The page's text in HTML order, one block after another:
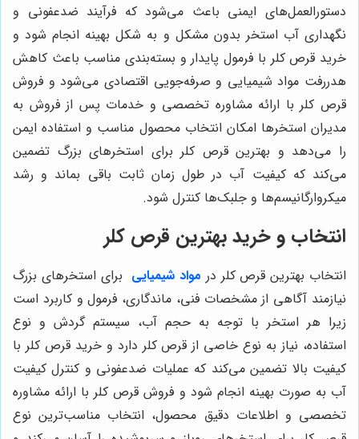
دستورالعمل‌های ایمنی باعث می‌شود که فرآیند ضدعفونی و
نگهداری آب استخر بدون مشکل و به شکل بهینه انجام شود و
خرید قرص کلر با فرمول پایدار و بسته‌بندی مناسب باعث کاهش
هدررفت مواد شیمیایی و صرفه‌جویی اقتصادی می‌شود و فروش
قرص کلر با ارائه مشاوره تخصصی و خدمات پس از فروش به
مدیران استخرها امکان انتخاب محصول مناسب و استفاده ایمن
را می‌دهد و بهترین قرص کلر برای استخرهای بزرگ تضمین
می‌کند که کیفیت آب در طول زمان ثابت باقی بماند و رشد
میکروارگانیسم‌ها و جلبک‌ها کنترل شود.
انتخاب و خرید بهترین قرص کلر
انتخاب بهترین قرص کلر در مواد شیمیایی برای استخرهای بزرگ
نیازمند آگاهی از مشخصات فنی، ماندگاری، فرمول و کاربرد است
زیرا هر استخر با توجه به حجم آب، سیستم گردش و نوع
استفاده، نیاز به نوع خاصی از قرص کلر دارد و خرید قرص کلر با
کیفیت بالا تضمین می‌کند که عملیات ضدعفونی و کنترل کیفیت
آب به صورت بهینه انجام شود و فروش قرص کلر با ارائه مشاوره
تخصصی و اطلاعات دقیق محصول، انتخاب مناسب‌ترین نوع